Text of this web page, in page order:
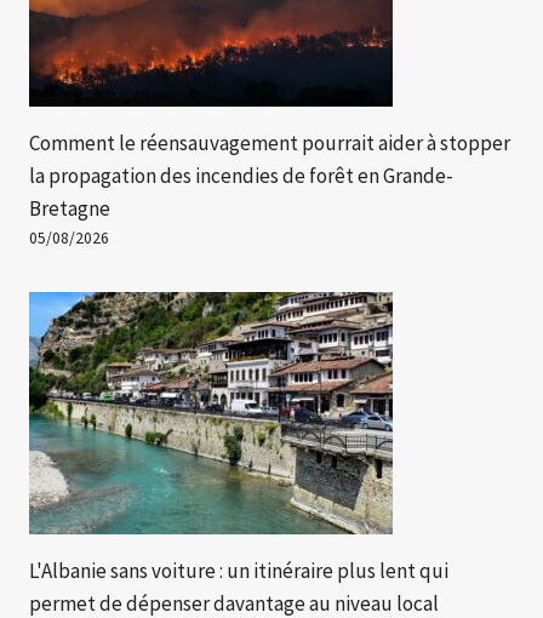
Comment le réensauvagement pourrait aider à stopper
la propagation des incendies de forêt en Grande-
Bretagne
05/08/2026
L'Albanie sans voiture : un itinéraire plus lent qui
permet de dépenser davantage au niveau local